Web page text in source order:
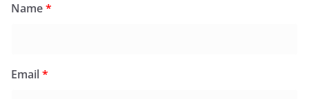
Name*
Email*